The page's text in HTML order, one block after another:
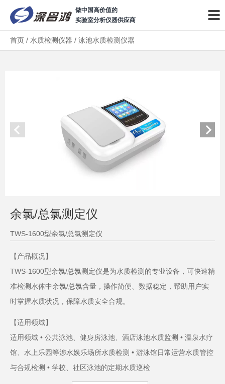
做中国高价值的
实验室分析仪器供应商
首页 / 水质检测仪器 / 泳池水质检测仪器
余氯/总氯测定仪
TWS-1600型余氯/总氯测定仪
【产品概况】
TWS-1600型余氯/总氯测定仪是为水质检测的专业设备，可快速精
准检测水体中余氯/总氯含量，操作简便、数据稳定，帮助用户实
时掌握水质状况，保障水质安全合规。
【适用领域】
适用领域 • 公共泳池、健身房泳池、酒店泳池水质监测 • 温泉水疗
馆、水上乐园等涉水娱乐场所水质检测 • 游泳馆日常运营水质管控
与合规检测 • 学校、社区泳池的定期水质巡检